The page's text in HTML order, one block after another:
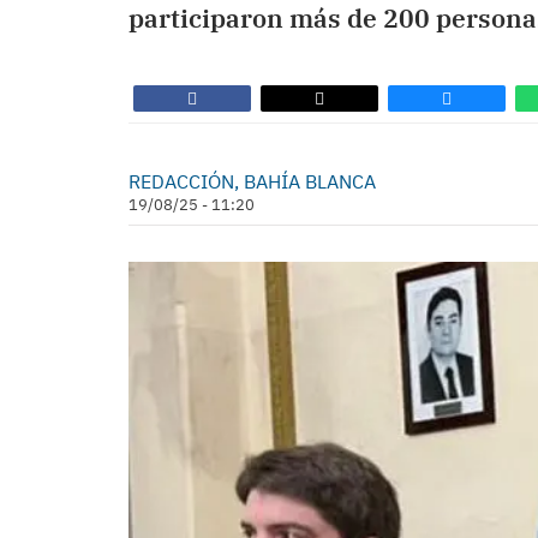
participaron más de 200
REDACCIÓN, BAHÍA BLANCA
19/08/25 - 11:20